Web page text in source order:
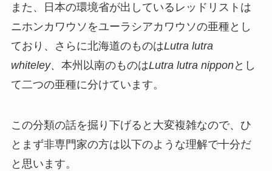
また、日本の環境省が出しているレッドリストは
ニホンカワウソをユーラシアカワウソの亜種とし
ており、さらに北海道のものはLutra lutra
whiteley、 本州以南のものはLutra lutra nipponとし
て二つの亜種に分けています。
この分類の話を掘り下げると大変複雑なので、ひ
とまず非専門家の方は以下のような理解で十分だ
と思います。